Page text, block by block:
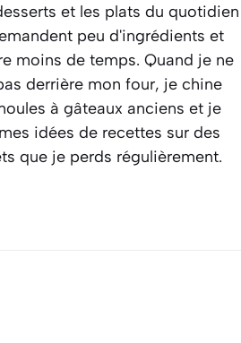
et les plats du quotidien
peu d'ingrédients et
moins de temps. Quand je ne
derrière mon four, je chine
à gâteaux anciens et je
idées de recettes sur des
que je perds régulièrement.